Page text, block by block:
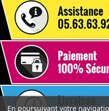
En poursuivant votre